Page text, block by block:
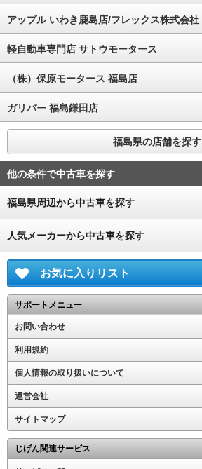
アップル いわき鹿島店/フレックス株式会社
軽自動車専門店 サトウモータース
（株）保原モータース 福島店
ガリバー 福島鎌田店
福島県の店舗を探す
他の条件で中古車を探す
福島県周辺から中古車を探す
人気メーカーから中古車を探す
お気に入りリスト
サポートメニュー
お問い合わせ
利用規約
個人情報の取り扱いについて
運営会社
サイトマップ
じげん関連サービス